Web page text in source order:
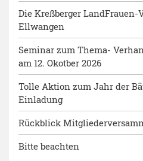
Die Kreßberger LandFrauen-
Ellwangen
Seminar zum Thema-
am 12. Okotber 2026
Tolle Aktion zum Jahr der
Einladung
Rückblick
Bitte beachten